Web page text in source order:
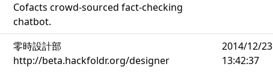
Cofacts crowd-sourced fact-checking
chatbot.
零時設計部
http://beta.hackfoldr.org/designer
2014/12/23
13:42:37